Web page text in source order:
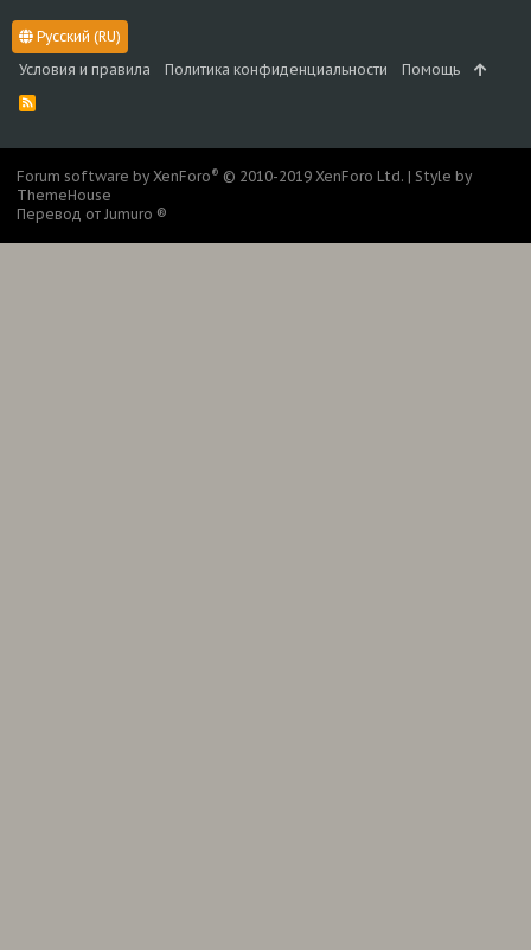
Русский (RU)
Условия и правила
Политика конфиденциальности Помощь
R
Forum software by XenForo® © 2010-2019 XenForo Ltd. | Style by
ThemeHouse
Перевод от Jumuro ®